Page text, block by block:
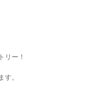
リー！
。